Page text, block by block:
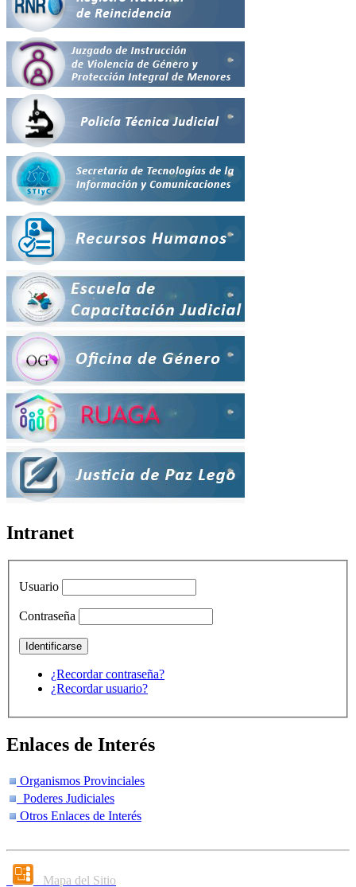
Intranet
Usuario
Contraseña
¿Recordar contraseña?
¿Recordar usuario?
Enlaces de Interés
Organismos Provinciales
Poderes Judiciales
Otros Enlaces de Interés
Mapa del Sitio